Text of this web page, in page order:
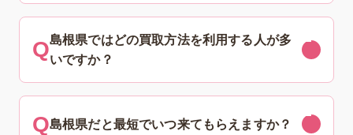
島根県ではどの買取方法を利用する人が多
いですか？
島根県だと最短でいつ来てもらえますか？